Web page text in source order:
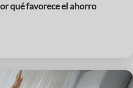
qué favorece el ahorro